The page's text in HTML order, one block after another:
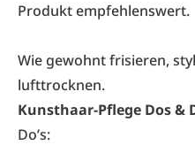
Produkt empfehlenswert.
Wie gewohnt frisieren,
lufttrocknen.
Kunsthaar-Pflege Dos &
Do’s: